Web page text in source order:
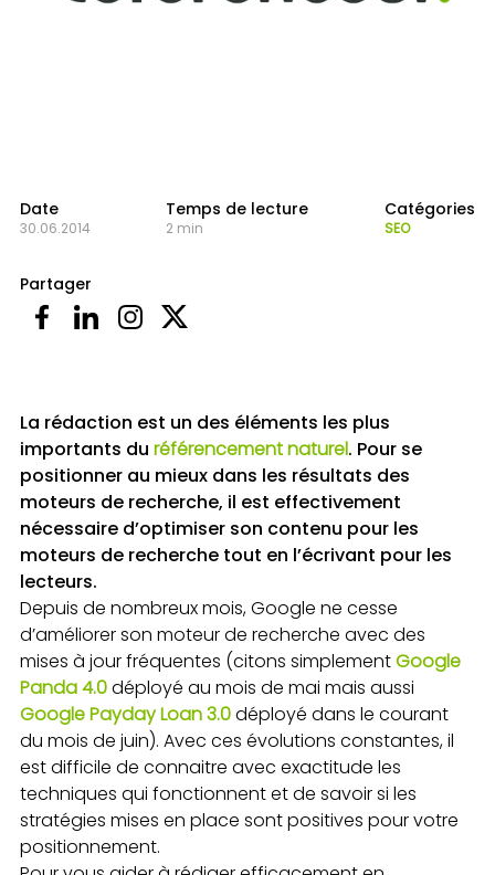
Date
30.06.2014
Temps de lecture
2 min
Catégories
SEO
Partager
La rédaction est un des éléments les plus
importants du référencement naturel. Pour se
positionner au mieux dans les résultats des
moteurs de recherche, il est effectivement
nécessaire d’optimiser son contenu pour les
moteurs de recherche tout en l’écrivant pour les
lecteurs.
Depuis de nombreux mois, Google ne cesse
d’améliorer son moteur de recherche avec des
mises à jour fréquentes (citons simplementGoogle
Panda 4.0déployé au mois de mai mais aussi
Google Payday Loan 3.0déployé dans le courant
du mois de juin). Avec ces évolutions constantes, il
est difficile de connaitre avec exactitude les
techniques qui fonctionnent et de savoir si les
stratégies mises en place sont positives pour votre
positionnement.